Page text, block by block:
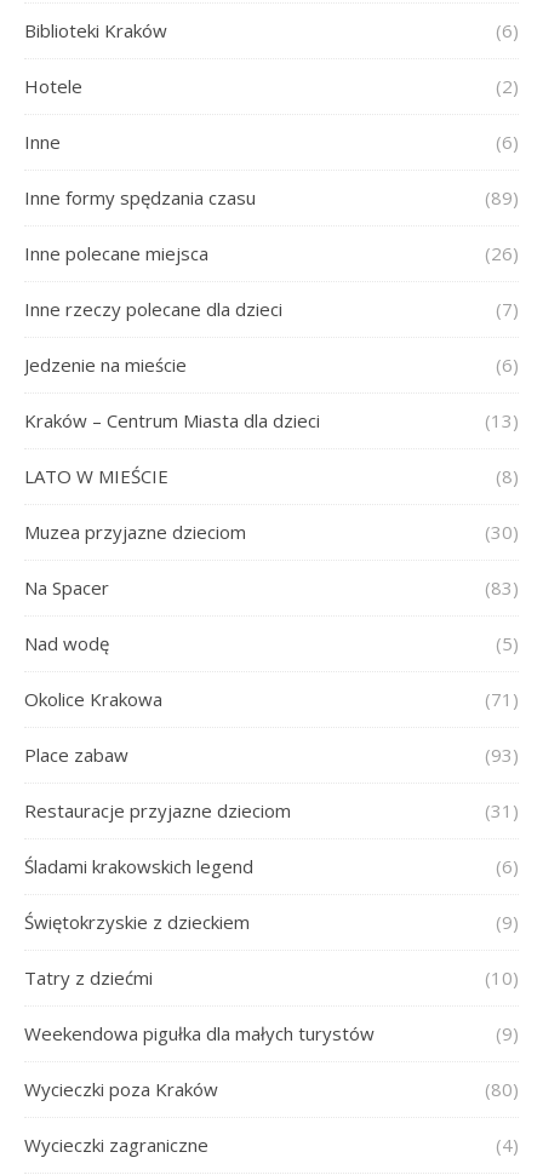
Biblioteki Kraków (6)
Hotele (2)
Inne (6)
Inne formy spędzania czasu (89)
Inne polecane miejsca (26)
Inne rzeczy polecane dla dzieci (7)
Jedzenie na mieście (6)
Kraków – Centrum Miasta dla dzieci (13)
LATO W MIEŚCIE (8)
Muzea przyjazne dzieciom (30)
Na Spacer (83)
Nad wodę (5)
Okolice Krakowa (71)
Place zabaw (93)
Restauracje przyjazne dzieciom (31)
Śladami krakowskich legend (6)
Świętokrzyskie z dzieckiem (9)
Tatry z dziećmi (10)
Weekendowa pigułka dla małych turystów (9)
Wycieczki poza Kraków (80)
Wycieczki zagraniczne (4)